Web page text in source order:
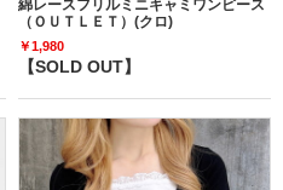
綿レースフリルミニキャミワンピース
（ＯＵＴＬＥＴ）(クロ)
￥1,980
【SOLD OUT】